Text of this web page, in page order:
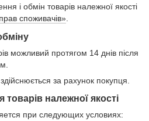
і обмін товарів належної якості
споживачів»
можливий протягом 14 днів після
за рахунок покупця.
належної якості
при следующих условиях: